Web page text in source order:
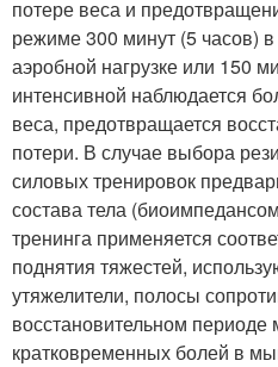
потере веса и
режиме 300 минут (5 часов)
аэробной нагрузке или 150
интенсивной наблюдается
веса, предотвращается
потери. В случае выбора
силовых тренировок
состава тела
тренинга применяется
поднятия тяжестей,
утяжелители, полосы
восстановительном
кратковременных болей в